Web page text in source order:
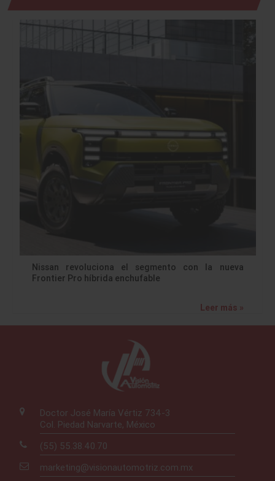
Nissan revoluciona el segmento con la nueva
Frontier Pro híbrida enchufable
Leer más »
Doctor José María Vértiz 734-3
Col. Piedad Narvarte, México
(55) 55.38.40.70
marketing@visionautomotriz.com.mx